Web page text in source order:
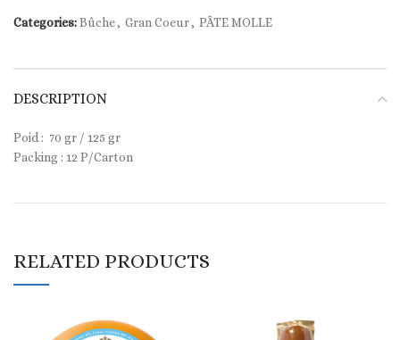
Categories:Bûche, Gran Coeur, PÂTE MOLLE
DESCRIPTION
Poid : 70 gr / 125 gr
Packing : 12 P/Carton
RELATED PRODUCTS